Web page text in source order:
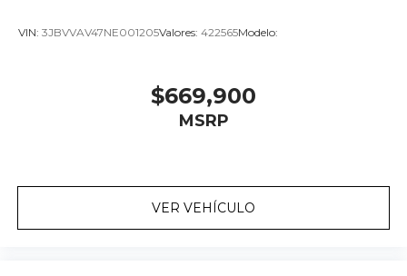
VIN: 3JBVVAV47NE001205Valores: 422565Modelo:
$669,900
MSRP
VER VEHÍCULO